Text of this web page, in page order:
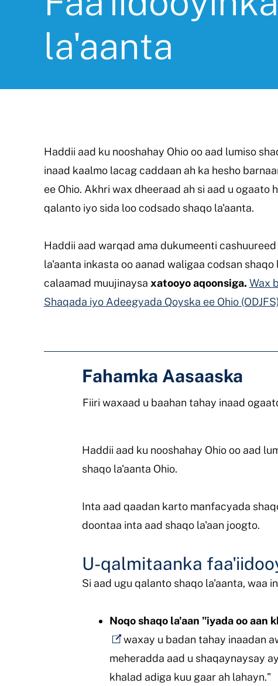
la'aanta
Haddii aad ku nooshahay Ohio oo aad lumiso
inaad kaalmo lacag caddaan ah ka hesho
ee Ohio. Akhri wax dheeraad ah si aad u ogaato
qalanto iyo sida loo codsado shaqo la'aanta.
Haddii aad warqad ama dukumeenti
la'aanta inkasta oo aanad waligaa codsan
calaamad muujinaysa xatooyo aqoonsiga. Wax
Shaqada iyo Adeegyada Qoyska ee Ohio
Fahamka Aasaaska
Fiiri waxaad u baahan tahay inaad
Haddii aad ku nooshahay Ohio oo aad
shaqo la'aanta Ohio.
Inta aad qaadan karto manfacyada
doontaa inta aad shaqo la'aan joogto.
U-qalmitaanka
Si aad ugu qalanto shaqo la'aanta, waa
Noqo shaqo la'aan "iyada oo aan
waxay u badan tahay inaadan
meheradda aad u shaqaynaysay
khalad adiga kuu gaar ah lahayn."